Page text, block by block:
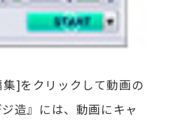
]をクリックして動画の
造』には、動画にキャ